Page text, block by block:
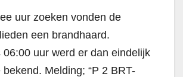
uur zoeken vonden de
een brandhaard.
06:00 uur werd er dan eindelijk
Melding; “P 2 BRT-